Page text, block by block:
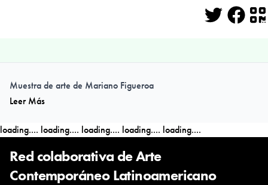
Muestra de arte de Mariano Figueroa
Leer Más
loading.... loading.... loading.... loading.... loading....
Red colaborativa de Arte
Contemporáneo Latinoamericano